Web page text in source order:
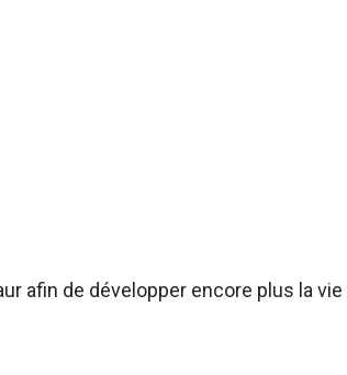
afin de développer encore plus la vie